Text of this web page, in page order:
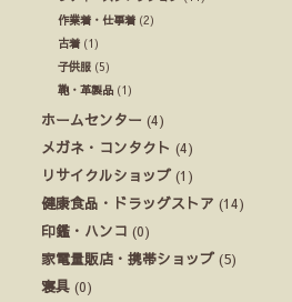
作業着・仕事着 (2)
古着 (1)
子供服 (5)
鞄・革製品 (1)
ホームセンター (4)
メガネ・コンタクト (4)
リサイクルショップ (1)
健康食品・ドラッグストア (14)
印鑑・ハンコ (0)
家電量販店・携帯ショップ (5)
寝具 (0)